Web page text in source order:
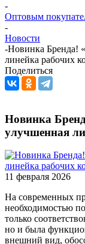
-
Оптовым
-
Новости
-Новинка Бренда!
линейка рабочих
Поделиться
Новинка
улучшенная
11 февраля 2026
На современных
необходимостью
только
но и была
внешний вид,